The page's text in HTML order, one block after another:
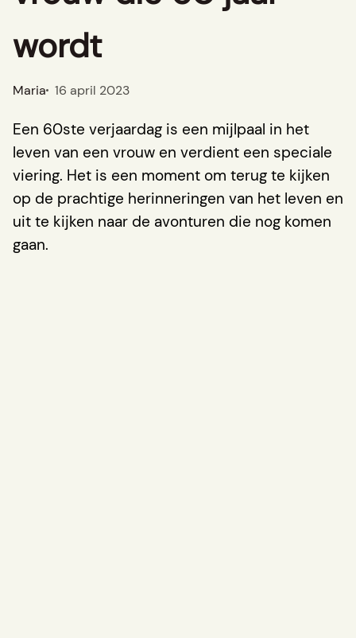
wordt
Maria 16 april 2023
Een 60ste verjaardag is een mijlpaal in het
leven van een vrouw en verdient een speciale
viering. Het is een moment om terug te kijken
op de prachtige herinneringen van het leven en
uit te kijken naar de avonturen die nog komen
gaan.